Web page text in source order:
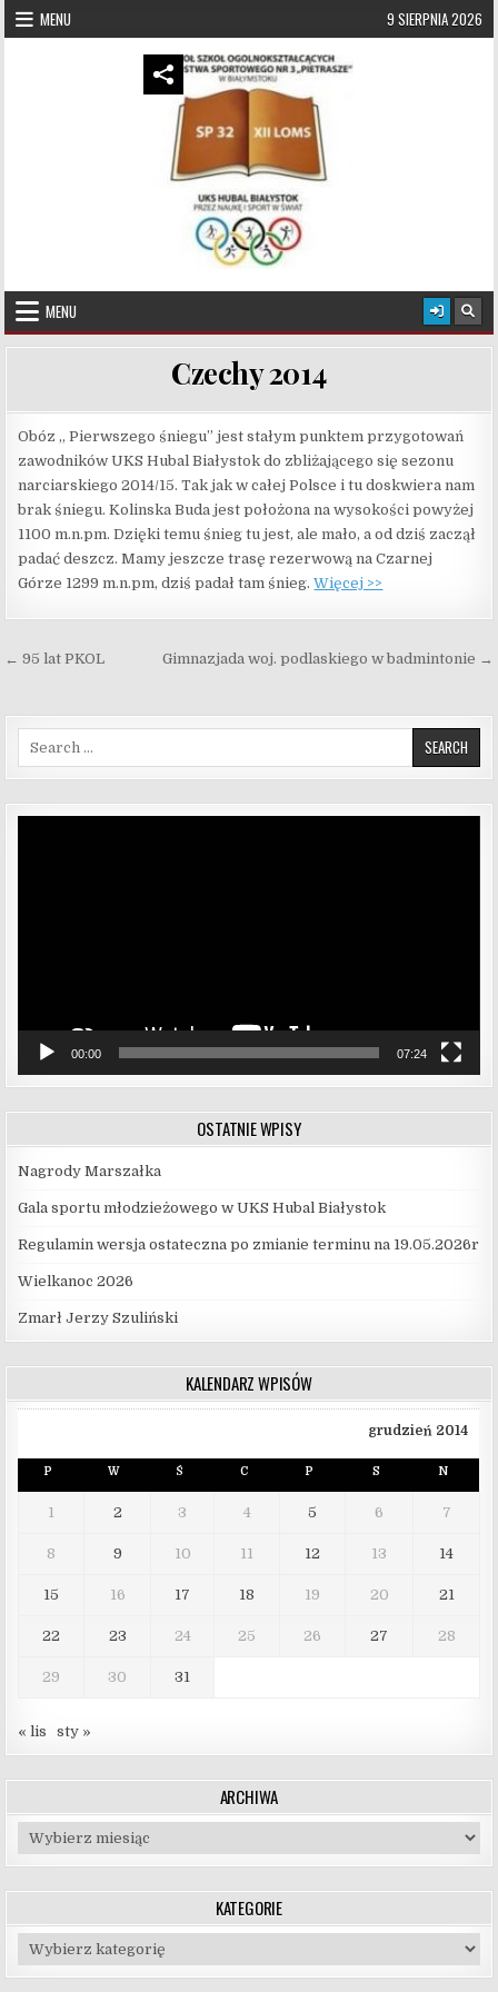
Skip to content
MENU 9 SIERPNIA 2026
UKS Hubal Białystok
MENU
Czechy 2014
Obóz „ Pierwszego śniegu” jest stałym punktem przygotowań
zawodników UKS Hubal Białystok do zbliżającego się sezonu
narciarskiego 2014/15. Tak jak w całej Polsce i tu doskwiera nam
brak śniegu. Kolinska Buda jest położona na wysokości powyżej
1100 m.n.pm. Dzięki temu śnieg tu jest, ale mało, a od dziś zaczął
padać deszcz. Mamy jeszcze trasę rezerwową na Czarnej
Górze 1299 m.n.pm, dziś padał tam śnieg.Więcej >>
Nawigacja wpisuGimnazjada woj. podlaskiego w badmintonie →
← 95 lat PKOL
Search for:
00:00 07:24
OSTATNIE WPISY
Nagrody Marszałka
Gala sportu młodzieżowego w UKS Hubal Białystok
Regulamin wersja ostateczna po zmianie terminu na 19.05.2026r
Wielkanoc 2026
Zmarł Jerzy Szuliński
KALENDARZ WPISÓW
grudzień 2014
P W Ś C P S N
1 2 3 4 5 6 7
8 9 10 11 12 13 14
15 16 17 18 19 20 21
22 23 24 25 26 27 28
29 30 31
« lis sty »
ARCHIWA
Archiwa
KATEGORIE
Kategorie